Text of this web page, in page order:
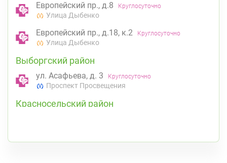
Европейский пр., д.8 Круглосуточно
Улица Дыбенко
Европейский пр., д.18, к.2 Круглосуточно
Улица Дыбенко
Выборгский район
ул. Асафьева, д. 3 Круглосуточно
Проспект Просвещения
Красносельский район